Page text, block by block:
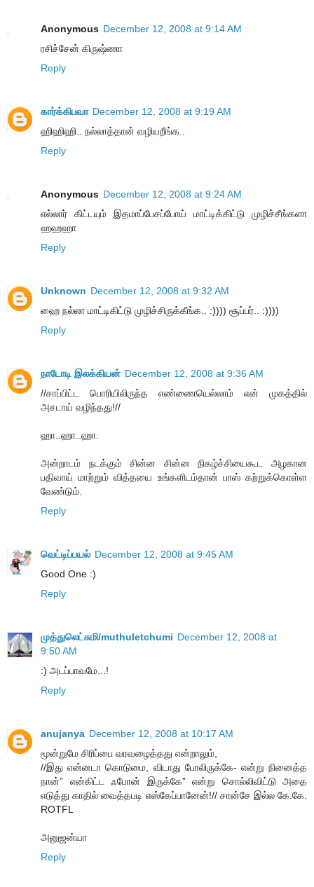
Anonymous December 12, 2008 at 9:14 AM
ரசிச்சேன் கிருஷ்ணா
Reply
கார்க்கிபவா December 12, 2008 at 9:19 AM
ஹிஹிஹி.. நல்லாத்தான் வழியறீங்க..
Reply
Anonymous December 12, 2008 at 9:24 AM
எல்லார் கிட்டயும் இதமாப்பேசப்போய் மாட்டிக்கிட்டு முழிச்சீங்களா
ஹஹஹா
Reply
Unknown December 12, 2008 at 9:32 AM
ஹை நல்லா மாட்டிகிட்டு முழிச்சிருக்கீங்க.. :)))) சூப்பர்.. :))))
Reply
நாடோடி இலக்கியன் December 12, 2008 at 9:36 AM
//சாப்பிட்ட பொரியிலிருந்த எண்ணையெல்லாம் என் முகத்தில்
அசடாய் வழிந்தது!//
ஹா..ஹா..ஹா.
அன்றாடம் நடக்கும் சின்ன சின்ன நிகழ்ச்சியைகூட அழகான
பதிவாய் மாற்றும் வித்தயை உங்களிடம்தான் பாஸ் கற்றுக்கொள்ள
வேண்டும்.
Reply
வெட்டிப்பயல் December 12, 2008 at 9:45 AM
Good One :)
Reply
முத்துலெட்சுமி/muthuletchumi December 12, 2008 at
9:50 AM
:) அடப்பாவமே...!
Reply
anujanya December 12, 2008 at 10:17 AM
மூன்றுமே சிரிப்பை வரவழைத்தது என்றாலும்,
//இது என்னடா கொடுமை, விடாது போலிருக்கே- என்று நினைத்த
நான்” என்கிட்ட ஃபோன் இருக்கே” என்று சொல்லிவிட்டு அதை
எடுத்து காதில் வைத்தபடி எஸ்கேப்பானேன்!// சான்சே இல்ல கே.கே.
ROTFL
அனுஜன்யா
Reply